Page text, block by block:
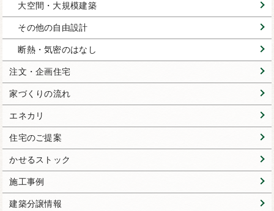
大空間・大規模建築
その他の自由設計
断熱・気密のはなし
注文・企画住宅
家づくりの流れ
エネカリ
住宅のご提案
かせるストック
施工事例
建築分譲情報